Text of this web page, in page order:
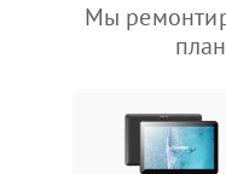
Мы